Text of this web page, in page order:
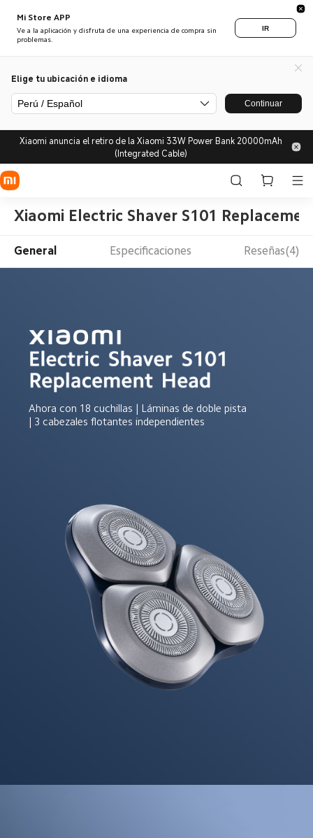
Mi Store APP
Ve a la aplicación y disfruta de una experiencia de compra sin
problemas.
IR
Elige tu ubicación e idioma
Perú / Español Continuar
Xiaomi anuncia el retiro de la Xiaomi 33W Power Bank 20000mAh
(Integrated Cable)
Xiaomi Electric Shaver S101
General Especificaciones Reseñas(4)
Ahora con 18 cuchillas | Láminas de doble pista
| 3 cabezales flotantes independientes